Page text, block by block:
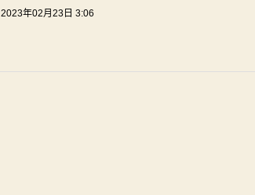
2023年02月23日 3:06